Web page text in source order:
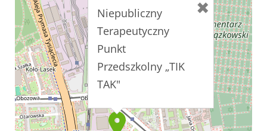
Niepubliczny
Terapeutyczny
Punkt
Przedszkolny „TIK
TAK"